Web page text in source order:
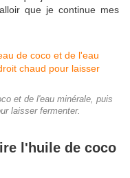
que je continue mes
et de l'eau minérale, puis
laisser fermenter.
l'huile de coco